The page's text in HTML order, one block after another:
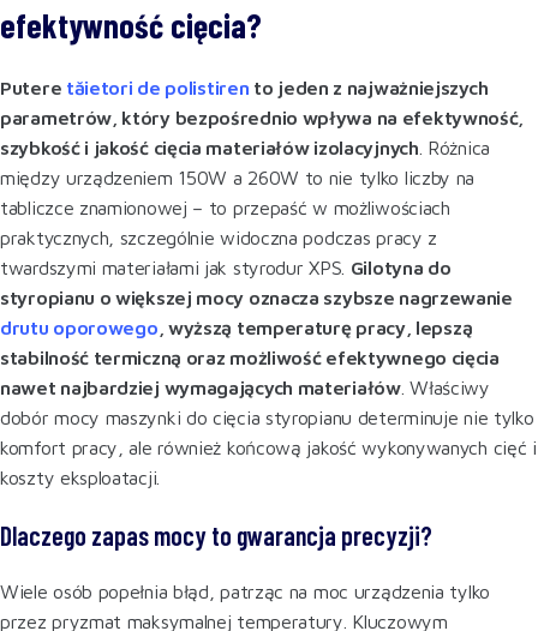
efektywność cięcia?
Putere tăietori de polistiren to jeden z najważniejszych
parametrów, który bezpośrednio wpływa na efektywność,
szybkość i jakość cięcia materiałów izolacyjnych . Różnica
między urządzeniem 150W a 260W to nie tylko liczby na
tabliczce znamionowej – to przepaść w możliwościach
praktycznych, szczególnie widoczna podczas pracy z
twardszymi materiałami jak styrodur XPS. Gilotyna do
styropianu o większej mocy oznacza szybsze nagrzewanie
drutu oporowego , wyższą temperaturę pracy, lepszą
stabilność termiczną oraz możliwość efektywnego cięcia
nawet najbardziej wymagających materiałów. Właściwy
dobór mocy maszynki do cięcia styropianu determinuje nie tylko
komfort pracy, ale również końcową jakość wykonywanych cięć i
koszty eksploatacji.
Dlaczego zapas mocy to gwarancja precyzji?
Wiele osób popełnia błąd, patrząc na moc urządzenia tylko
przez pryzmat maksymalnej temperatury. Kluczowym